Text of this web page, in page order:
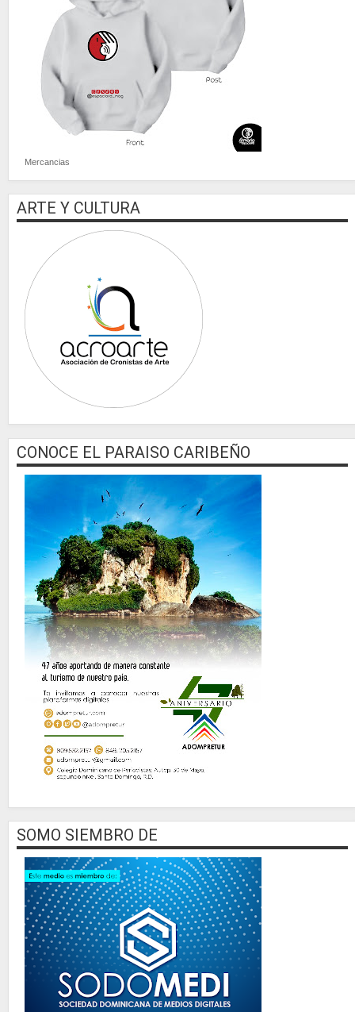
Mercancias
ARTE Y CULTURA
CONOCE EL PARAISO CARIBEÑO
SOMO SIEMBRO DE